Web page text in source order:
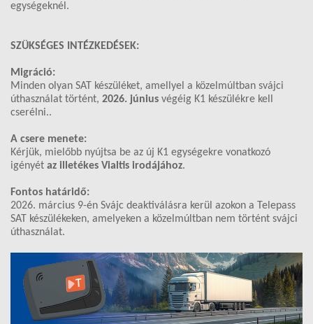
egységeknél.
SZÜKSÉGES INTÉZKEDÉSEK:
Migráció:
Minden olyan SAT készüléket, amellyel a közelmúltban svájci
úthasználat történt, 2026. június végéig K1 készülékre kell
cserélni..
A csere menete:
Kérjük, mielőbb nyújtsa be az új K1 egységekre vonatkozó
igényét az illetékes Vialtis irodájához.
Fontos határidő:
2026. március 9-én Svájc deaktiválásra kerül azokon a Telepass
SAT készülékeken, amelyeken a közelmúltban nem történt svájci
úthasználat.